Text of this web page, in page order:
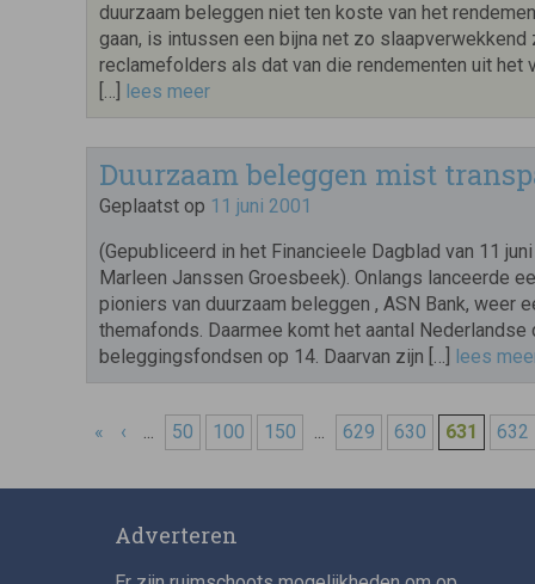
duurzaam beleggen niet ten koste van het
gaan, is intussen een bijna net zo slaapverwekkend
reclamefolders als dat van die rendementen uit het
[…] lees meer
Duurzaam beleggen mist
Geplaatst op 11 juni 2001
(Gepubliceerd in het Financieele Dagblad van 11
Marleen Janssen Groesbeek). Onlangs lanceerde
pioniers van duurzaam beleggen , ASN Bank, weer
themafonds. Daarmee komt het aantal Nederlandse
beleggingsfondsen op 14. Daarvan zijn […] lees
« ‹ ... 50 100 150 ... 629 630 631 632
Adverteren